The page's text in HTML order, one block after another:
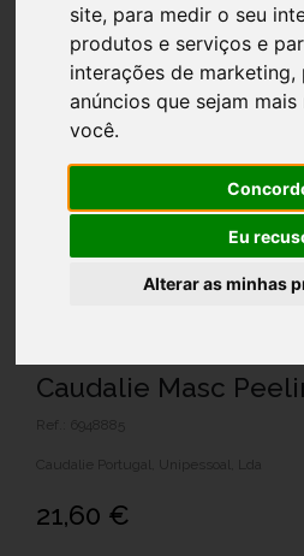
site, para medir o seu
produtos e serviços e
interações de marketing,
anúncios que sejam
você.
Eu
Alterar as minhas
Caudalie Masc
Ref.: 6948885
Caudalie Portugal, Unipessoal, Lda
21,60 €